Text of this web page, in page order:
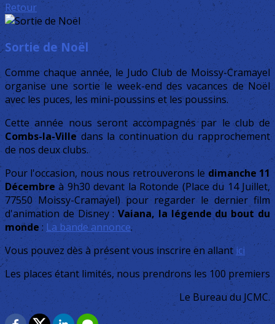
Retour
Sortie de Noël
Comme chaque année, le Judo Club de Moissy-Cramayel
organise une sortie le week-end des vacances de Noël
avec les puces, les mini-poussins et les poussins.
Cette année nous seront accompagnés par le club de
Combs-la-Ville dans la continuation du rapprochement
de nos deux clubs.
Pour l'occasion, nous nous retrouverons ledimanche 11
Décembre à 9h30 devant la Rotonde (Place du 14 Juillet,
77550 Moissy-Cramayel) pour regarder le dernier film
d'animation de Disney : Vaiana, la légende du bout du
monde: La bande annonce.
Vous pouvez dès à présent vous inscrire en allant ici
Les places étant limités, nous prendrons les 100 premiers
Le Bureau du JCMC.